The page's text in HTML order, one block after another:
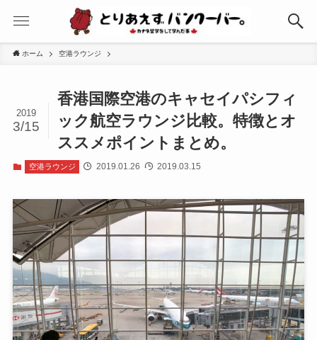
ホーム 空港ラウンジ
香港国際空港のキャセイパシフィ
ック航空ラウンジ比較。特徴とオ
ススメポイントまとめ。
2019
3/15
空港ラウンジ 2019.01.26 2019.03.15